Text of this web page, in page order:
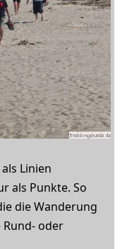
Linien
als Punkte. So
die Wanderung
oder